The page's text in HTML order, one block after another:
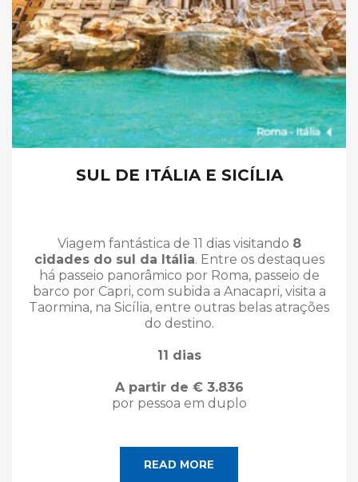
SUL DE ITÁLIA E SICÍLIA
Viagem fantástica de 11 dias visitando 8
cidades do sul da Itália. Entre os destaques
há passeio panorâmico por Roma, passeio de
barco por Capri, com subida a Anacapri, visita a
Taormina, na Sicília, entre outras belas atrações
do destino.
11 dias
A partir de € 3.836
por pessoa em duplo
READ MORE